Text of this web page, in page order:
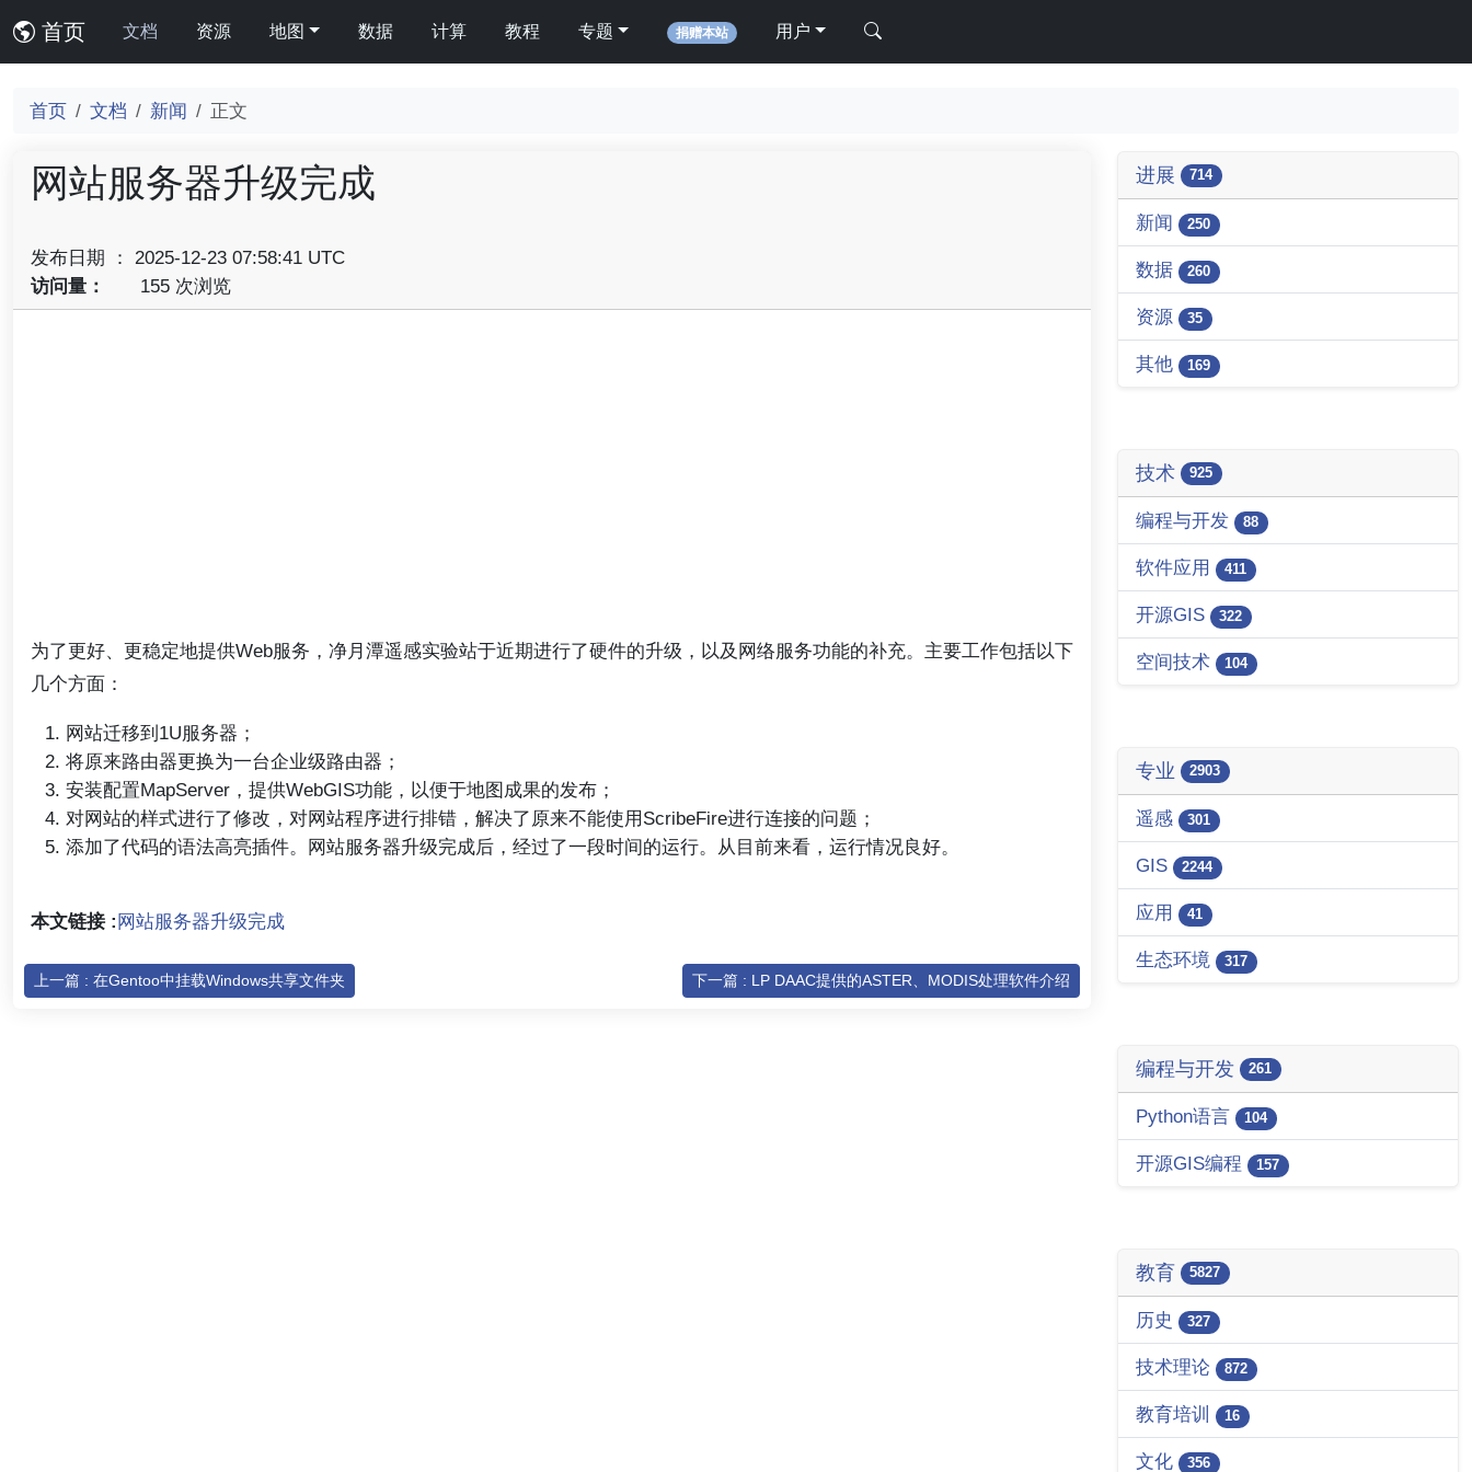
首页 文档 资源 地图 数据 计算 教程 专题 捐赠本站 用户
首页 文档 新闻 正文
网站服务器升级完成
发布日期 ： 2025-12-23 07:58:41 UTC
访问量：
155 次浏览
为了更好、更稳定地提供Web服务，净月潭遥感实验站于近期进行了硬件的升级，以及网络服务功能的补充。主要工作包括以下
几个方面：
网站迁移到1U服务器；
将原来路由器更换为一台企业级路由器；
安装配置MapServer，提供WebGIS功能，以便于地图成果的发布；
对网站的样式进行了修改，对网站程序进行排错，解决了原来不能使用ScribeFire进行连接的问题；
添加了代码的语法高亮插件。网站服务器升级完成后，经过了一段时间的运行。从目前来看，运行情况良好。
本文链接 : 网站服务器升级完成
上一篇 : 在Gentoo中挂载Windows共享文件夹 下一篇 : LP DAAC提供的ASTER、MODIS处理软件介绍
进展 714
新闻 250
数据 260
资源 35
其他 169
技术 925
编程与开发 88
软件应用 411
开源GIS 322
空间技术 104
专业 2903
遥感 301
GIS 2244
应用 41
生态环境 317
编程与开发 261
Python语言 104
开源GIS编程 157
教育 5827
历史 327
技术理论 872
教育培训 16
文化 356